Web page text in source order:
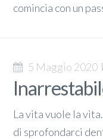
comincia con un
5 Maggio 2020
La vita vuole la
di sprofondarci